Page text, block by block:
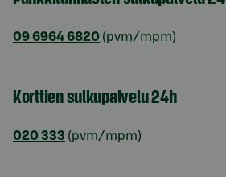
09 6964 6820 (pvm/mpm)
Korttien sulkupalvelu 24h
020 333 (pvm/mpm)